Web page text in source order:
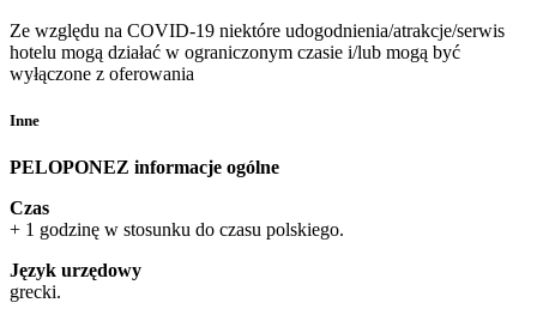
Ze względu na COVID-19 niektóre udogodnienia/atrakcje/serwis
hotelu mogą działać w ograniczonym czasie i/lub mogą być
wyłączone z oferowania
Inne
PELOPONEZ informacje ogólne
Czas
+ 1 godzinę w stosunku do czasu polskiego.
Język urzędowy
grecki.